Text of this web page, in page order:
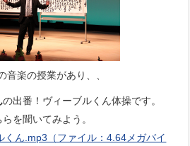
音楽の授業があり、、
の出番！ヴィーブルくん体操です。
を聞いてみよう。
くん.mp3（ファイル：4.64メガバイ